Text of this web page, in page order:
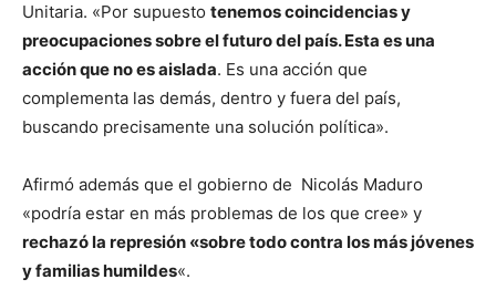
Unitaria. «Por supuesto tenemos coincidencias y
preocupaciones sobre el futuro del país. Esta es una
acción que no es aislada. Es una acción que
complementa las demás, dentro y fuera del país,
buscando precisamente una solución política».
Afirmó además que el gobierno de Nicolás Maduro
«podría estar en más problemas de los que cree» y
rechazó la represión «sobre todo contra los más jóvenes
y familias humildes«.